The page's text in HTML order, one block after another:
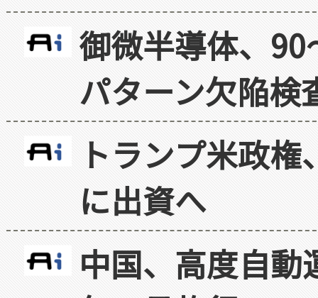
御微半導体、
パターン欠陥検
トランプ米政
に出資へ
中国、高度自